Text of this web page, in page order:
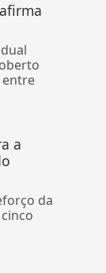
entre
a
da